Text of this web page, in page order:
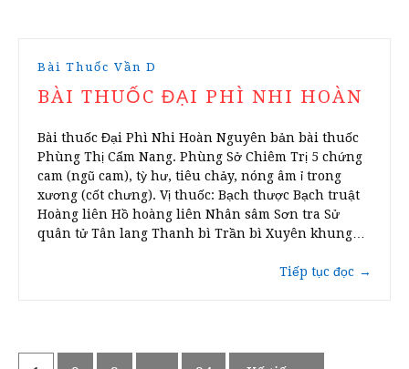
Bài Thuốc Vần D
BÀI THUỐC ĐẠI PHÌ NHI HOÀN
Bài thuốc Đại Phì Nhi Hoàn Nguyên bản bài thuốc
Phùng Thị Cẩm Nang. Phùng Sở Chiêm Trị 5 chứng
cam (ngũ cam), tỳ hư, tiêu chảy, nóng âm ỉ trong
xương (cốt chưng). Vị thuốc: Bạch thược Bạch truật
Hoàng liên Hồ hoàng liên Nhân sâm Sơn tra Sử
quân tử Tân lang Thanh bì Trần bì Xuyên khung…
Tiếp tục đọc →